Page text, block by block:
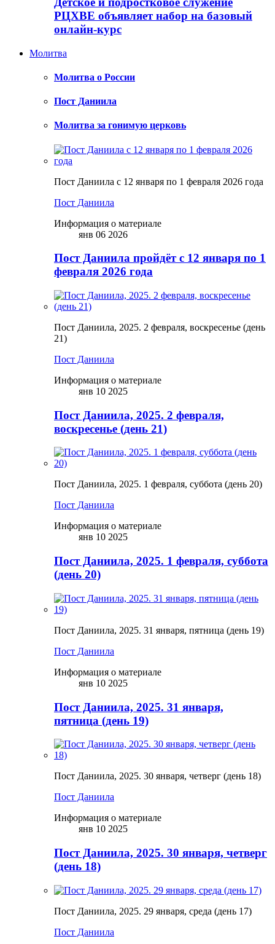
РЦХВЕ объявляет набор на базовый
онлайн-курс
Молитва
Молитва о России
Пост Даниила
Молитва за гонимую церковь
Пост Даниила с 12 января по 1 февраля 2026 года
Пост Даниила
Информация о материале
янв 06 2026
Пост Даниила пройдёт с 12 января по 1
февраля 2026 года
Пост Даниила, 2025. 2 февраля, воскресенье (день
21)
Пост Даниила
Информация о материале
янв 10 2025
Пост Даниила, 2025. 2 февраля,
воскресенье (день 21)
Пост Даниила, 2025. 1 февраля, суббота (день 20)
Пост Даниила
Информация о материале
янв 10 2025
Пост Даниила, 2025. 1 февраля, суббота
(день 20)
Пост Даниила, 2025. 31 января, пятница (день 19)
Пост Даниила
Информация о материале
янв 10 2025
Пост Даниила, 2025. 31 января,
пятница (день 19)
Пост Даниила, 2025. 30 января, четверг (день 18)
Пост Даниила
Информация о материале
янв 10 2025
Пост Даниила, 2025. 30 января, четверг
(день 18)
Пост Даниила, 2025. 29 января, среда (день 17)
Пост Даниила